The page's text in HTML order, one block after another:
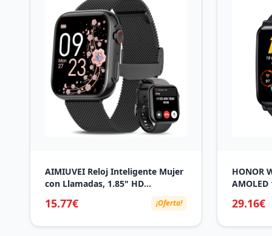
AIMIUVEI Reloj Inteligente Mujer
con Llamadas, 1.85" HD
Smartwatch 3 Correas Función
Femenina 120+ Modos
15.77€ ¡Oferta!
HONOR
Negro
29.16€